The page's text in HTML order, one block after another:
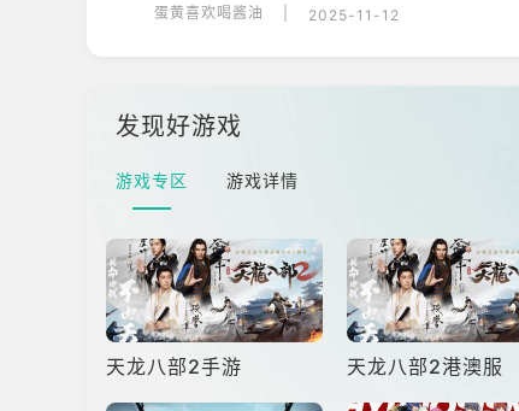
蛋黄喜欢喝酱油 2025-11-12
发现好游戏
游戏专区 游戏详情
天龙八部2手游 天龙八部2港澳服